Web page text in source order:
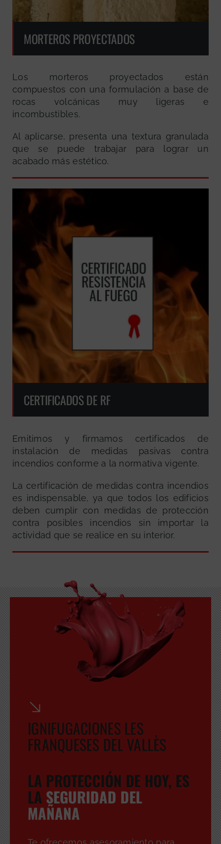
MORTEROS PROYECTADOS
Los morteros proyectados están
compuestos con una formulación a base de
rocas volcánicas muy ligeras e
incombustibles.
Al aplicarse, presenta una textura granulada
que se puede trabajar para lograr un
acabado más estético.
CERTIFICADOS DE RF
Emitimos y firmamos certificados de
instalación de medidas pasivas contra
incendios conforme a la normativa vigente.
La certificación de medidas contra incendios
es indispensable, ya que todos los edificios
deben cumplir con medidas de protección
contra posibles incendios sin importar la
actividad que se realice en su interior.
IGNIFUGACIONES LES
FRANQUESES DEL VALLÈS
LA PROTECCIÓN DE HOY, ES
LA SEGURIDAD DEL
MAÑANA
GRATUITA